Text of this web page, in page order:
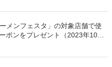
メンフェスタ」の対象店舗で使
ポンをプレゼント（2023年10月7